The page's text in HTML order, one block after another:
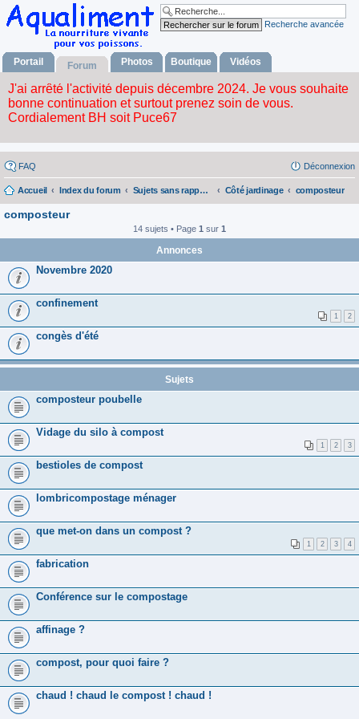
Recherche avancée
Portail Forum Photos Boutique Vidéos
FAQ Déconnexion
Accueil Index du forum Sujets sans rapport avec la nourriture vivante Côté jardinage composteur
composteur
14 sujets • Page 1 sur 1
Annonces
Novembre 2020
confinement
1 2
congès d'été
Sujets
composteur poubelle
Vidage du silo à compost
1 2 3
bestioles de compost
lombricompostage ménager
que met-on dans un compost ?
1 2 3 4
fabrication
Conférence sur le compostage
affinage ?
compost, pour quoi faire ?
chaud ! chaud le compost ! chaud !